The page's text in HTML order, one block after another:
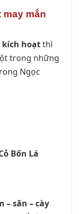
may mắn
kích hoạtthì
trong những
Ngọc
Bốn Lá
– săn – cày